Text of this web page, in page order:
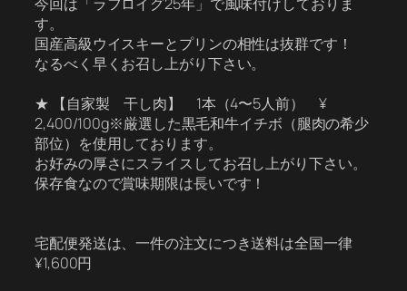
す。
国産高級ウイスキーとプリンの相性は抜群です！
なるべく早くお召し上がり下さい。
★ 【自家製 干し肉】 1本（4〜5人前） ¥
2,400/100g※厳選した黒毛和牛イチボ（腿肉の希少
部位）を使用しております。
お好みの厚さにスライスしてお召し上がり下さい。
保存食なので賞味期限は長いです！
宅配便発送は、一件の注文につき送料は全国一律
¥1,600円